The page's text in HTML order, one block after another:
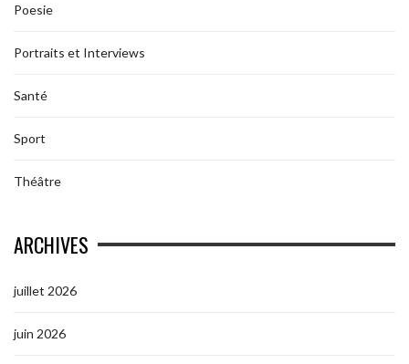
Poesie
Portraits et Interviews
Santé
Sport
Théâtre
ARCHIVES
juillet 2026
juin 2026